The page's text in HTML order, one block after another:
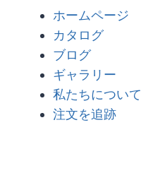
ホームページ
カタログ
ブログ
ギャラリー
私たちについて
注文を追跡